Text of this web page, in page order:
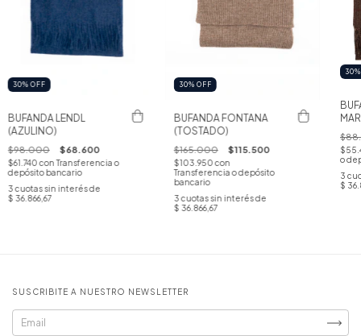
30%OFF
BUFANDA LENDL
(AZULINO)
$98.000 $68.600
$61.740con Transferencia o
depósito bancario
3cuotas sin interés de
$ 36.866,67
30% OFF
BUFANDA FONTANA
(TOSTADO)
$165.000 $115.500
$103.950con
Transferencia o depósito
bancario
3cuotas sin interés de
$ 36.866,67
30
o
3
$
SUSCRIBITE A NUESTRO NEWSLETTER